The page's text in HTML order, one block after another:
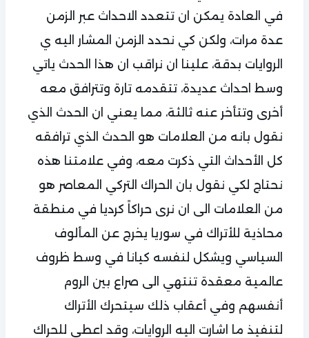
في العادة يمكن ان تتعدد الاحداث عبر الزمن
عدة مرات، ولكن كي نحدد الزمن المشار اليه ي
الروايات بدقة، علينا ان نراقب ان هذا الحدث ياتي
وسط احداث عديدة، تتقدمه تارة وتترافق معه
أخرى وتتأخر عنه ثالثة، مما يعني ان الحدث الذي
نقول بانه من العلامات هو الحدث الذي ترافقه
كل الأحداث التي ذكرت معه، وفي علامتنا هذه
نحتاج لكي نقول بان الحراك التركي المعاصر هو
من العلامات الى ان نرى حراكاً كرديا في منطقة
محاذية للأتراك في سوريا يخرج عن المألوف
السياسي ويشكل لنفسه كيانا في وسط ظروف
عالمية معقدة تنتهي الى صراع بين الروم
أنفسهم وفي أعقاب ذلك سيتحرك الأتراك
لتنفيذ ما اشارت اليه الروايات، وقد اعطي للحراك